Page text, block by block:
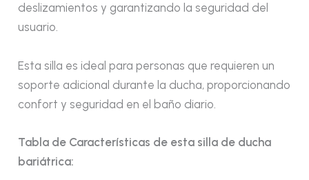
deslizamientos y garantizando la seguridad del
usuario.
Esta silla es ideal para personas que requieren un
soporte adicional durante la ducha, proporcionando
confort y seguridad en el baño diario.
Tabla de Características de esta silla de ducha
bariátrica: